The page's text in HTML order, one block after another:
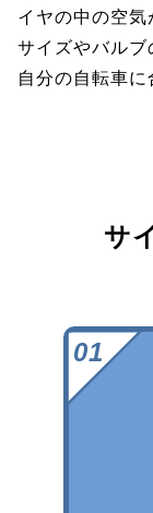
イヤの中の空
サイズやバルブ
自分の自転車に
サ